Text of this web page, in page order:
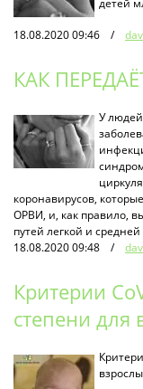
18.08.2020 09:46 /
КАК
У
коронавирусов,
ОРВИ, и, как правило,
путей легкой и
18.08.2020 09:48
/
Критерии
степени для